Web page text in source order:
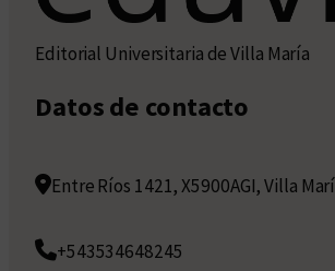
Editorial Universitaria de Villa María
Datos de contacto
Entre Ríos 1421, X5900AGI, Villa
+543534648245